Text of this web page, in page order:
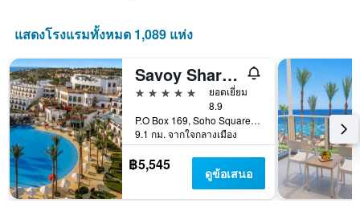
วัน
การ
เข้า
พัก
แผนภูมิ
มี
แกน
Y
1
แกน
แแส
แสดงโรงแรมทั้งหมด 1,089 แห่ง
Savoy Sharm El Sheikh
5 ดาว
ยอดเยี่ยม
8.9
P.O Box 169, Soho Square, ชาร์ม เอล ชีค, อียิปต์
9.1 กม. จากใจกลางเมือง
฿5,545 ดูข้อเสนอ